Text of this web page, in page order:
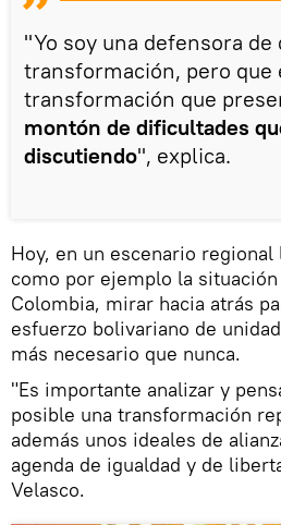
"Yo soy una defensora de
transformación, pero que
transformación que
montón de dificultades
discutiendo", explica.
Hoy, en un escenario
como por ejemplo la
Colombia, mirar hacia atrás
esfuerzo bolivariano de
más necesario que nunca.
"Es importante analizar y
posible una transformación
además unos ideales de
agenda de igualdad y de
Velasco.